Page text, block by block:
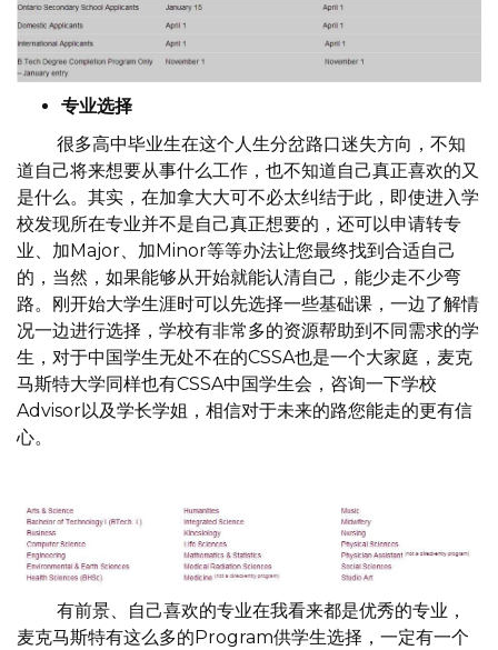
专业选择
很多高中毕业生在这个人生分岔路口迷失方向，不知
道自己将来想要从事什么工作，也不知道自己真正喜欢的又
是什么。其实，在加拿大大可不必太纠结于此，即使进入学
校发现所在专业并不是自己真正想要的，还可以申请转专
业、加Major、加Minor等等办法让您最终找到合适自己
的，当然，如果能够从开始就能认清自己，能少走不少弯
路。刚开始大学生涯时可以先选择一些基础课，一边了解情
况一边进行选择，学校有非常多的资源帮助到不同需求的学
生，对于中国学生无处不在的CSSA也是一个大家庭，麦克
马斯特大学同样也有CSSA中国学生会，咨询一下学校
Advisor以及学长学姐，相信对于未来的路您能走的更有信
心。
有前景、自己喜欢的专业在我看来都是优秀的专业，
麦克马斯特有这么多的Program供学生选择，一定有一个